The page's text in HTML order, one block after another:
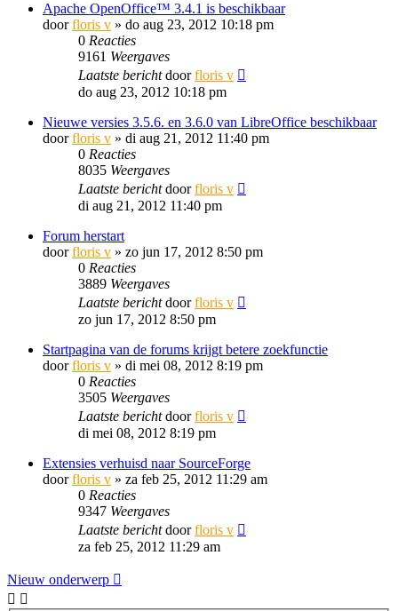
Apache OpenOffice™ 3.4.1 is beschikbaar
doorfloris v » do aug 23, 2012 10:18 pm
0 Reacties
9161 Weergaves
Laatste berichtdoorfloris v
do aug 23, 2012 10:18 pm
Nieuwe versies 3.5.6. en 3.6.0 van LibreOffice beschikbaar
doorfloris v » di aug 21, 2012 11:40 pm
0 Reacties
8035 Weergaves
Laatste berichtdoorfloris v
di aug 21, 2012 11:40 pm
Forum herstart
doorfloris v » zo jun 17, 2012 8:50 pm
0 Reacties
3889 Weergaves
Laatste berichtdoorfloris v
zo jun 17, 2012 8:50 pm
Startpagina van de forums krijgt betere zoekfunctie
doorfloris v » di mei 08, 2012 8:19 pm
0 Reacties
3505 Weergaves
Laatste berichtdoorfloris v
di mei 08, 2012 8:19 pm
Extensies verhuisd naar SourceForge
doorfloris v » za feb 25, 2012 11:29 am
0 Reacties
9347 Weergaves
Laatste berichtdoorfloris v
za feb 25, 2012 11:29 am
Nieuw onderwerp